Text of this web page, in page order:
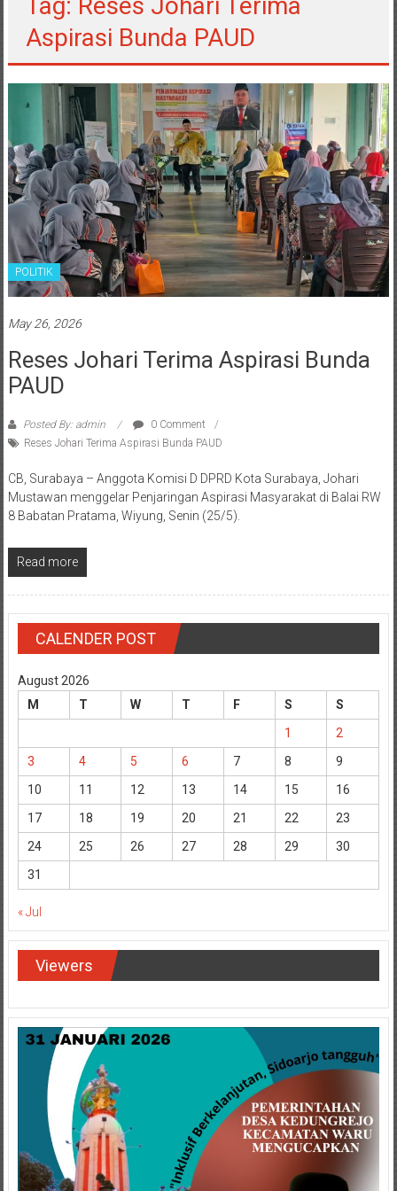
Tag: Reses Johari Terima
Aspirasi Bunda PAUD
POLITIK
May 26, 2026
Reses Johari Terima Aspirasi Bunda
PAUD
Posted By: admin
0 Comment
Reses Johari Terima Aspirasi Bunda PAUD
CB, Surabaya – Anggota Komisi D DPRD Kota Surabaya, Johari
Mustawan menggelar Penjaringan Aspirasi Masyarakat di Balai RW
8 Babatan Pratama, Wiyung, Senin (25/5).
Read more
CALENDER POST
August 2026
M
T W T F S
S
1
2
3
4 5 6 7 8
9
10
11 12 13 14 15
16
17
18 19 20 21 22
23
24
25 26 27 28 29
30
31
« Jul
Viewers